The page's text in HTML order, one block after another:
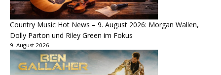
Country Music Hot News – 9. August 2026: Morgan Wallen,
Dolly Parton und Riley Green im Fokus
9. August 2026